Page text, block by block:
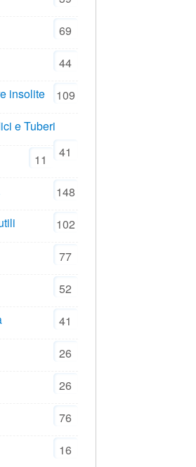
69
44
insolite
109
e Tuberi
41
11
148
102
77
52
41
26
26
76
16